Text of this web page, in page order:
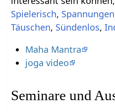
,
, ,
Maha Mantra
joga video
Seminare und